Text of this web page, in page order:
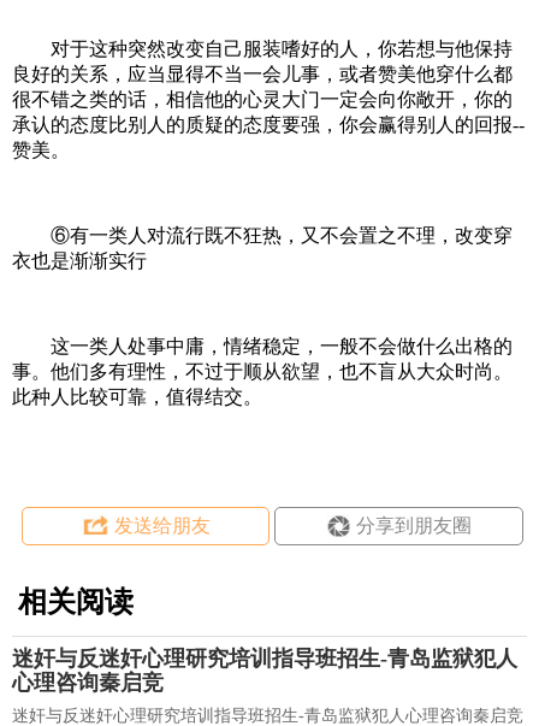
对于这种突然改变自己服装嗜好的人，你若想与他保持
良好的关系，应当显得不当一会儿事，或者赞美他穿什么都
很不错之类的话，相信他的心灵大门一定会向你敞开，你的
承认的态度比别人的质疑的态度要强，你会赢得别人的回报--
赞美。
⑥有一类人对流行既不狂热，又不会置之不理，改变穿
衣也是渐渐实行
这一类人处事中庸，情绪稳定，一般不会做什么出格的
事。他们多有理性，不过于顺从欲望，也不盲从大众时尚。
此种人比较可靠，值得结交。
发送给朋友 分享到朋友圈
相关阅读
迷奸与反迷奸心理研究培训指导班招生-青岛监狱犯人
心理咨询秦启竞
迷奸与反迷奸心理研究培训指导班招生-青岛监狱犯人心理咨询秦启竞